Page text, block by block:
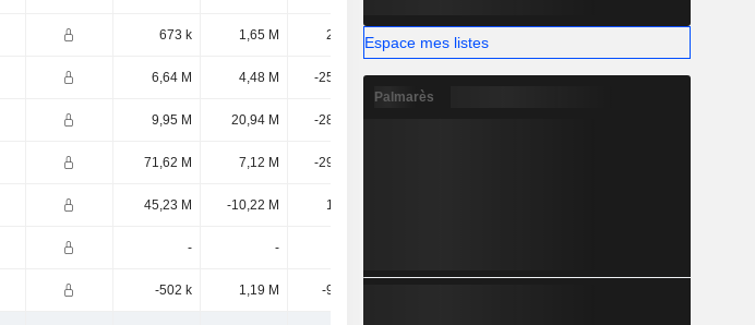
673 k 1,65 M 2,12 M
6,64 M 4,48 M -25,46 M -9,39 M -23,84 M
9,95 M 20,94 M -28,07 M
71,62 M 7,12 M -29,15 M
45,23 M -10,22 M 1,48 M
- -
-502 k 1,19 M -9,74 M
Espace mes listes
Palmarès